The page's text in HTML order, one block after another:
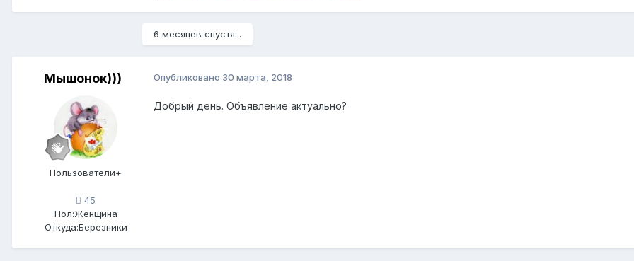
6 месяцев спустя...
Мышонок)))
Пользователи+
45
Пол:Женщина
Откуда:Березники
Опубликовано 30 марта, 2018
Добрый день. Объявление актуально?